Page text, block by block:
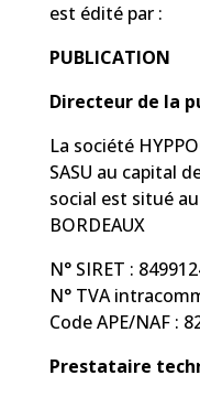
est édité par :
PUBLICATION
Directeur de la
La société
SASU au capital
social est situé au
BORDEAUX
N° SIRET :
N° TVA
Code APE/NAF :
Prestataire